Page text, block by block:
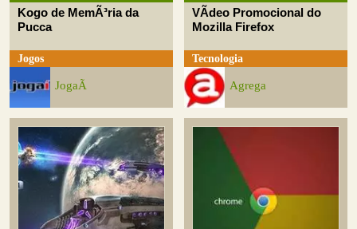
Kogo de MemÃ³ria da
Pucca
Jogos
JogaÃ­
VÃ­deo Promocional do
Mozilla Firefox
Tecnologia
Agrega